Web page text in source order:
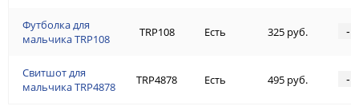
Футболка для
мальчика TRP108
Свитшот для
мальчика TRP4878
TRP108 Есть 325 руб. -
TRP4878 Есть 495 руб. -